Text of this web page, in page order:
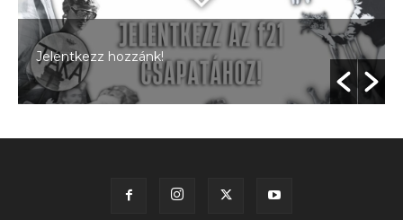
Jelentkezz hozzánk!